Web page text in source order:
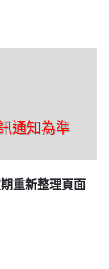
通知為準
重新整理頁面